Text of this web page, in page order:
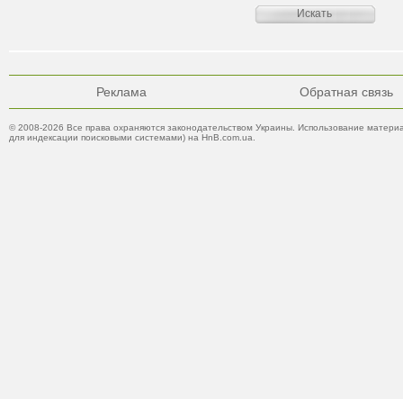
Реклама Обратная связь
© 2008-2026 Все права охраняются законодательством Украины. Использование
для индексации поисковыми системами) на HnB.com.ua.